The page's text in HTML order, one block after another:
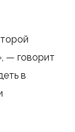
— говорит
в